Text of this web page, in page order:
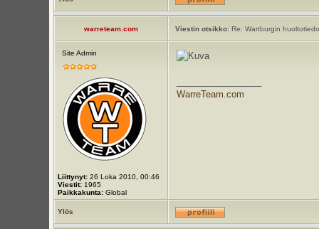
warreteam.com Viestin otsikko:Re: Wartburgin
Site Admin
Liittynyt:26 Loka 2010, 00:46
Viestit:1965
Paikkakunta:Global
WarreTeam.com
Ylös